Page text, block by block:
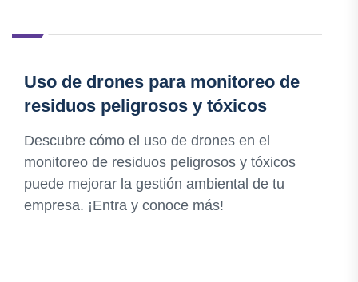
Uso de drones para monitoreo de
residuos peligrosos y tóxicos
Descubre cómo el uso de drones en el
monitoreo de residuos peligrosos y tóxicos
puede mejorar la gestión ambiental de tu
empresa. ¡Entra y conoce más!